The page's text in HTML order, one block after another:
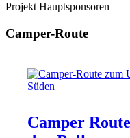
Projekt Hauptsponsoren
Camper-Route
Camper